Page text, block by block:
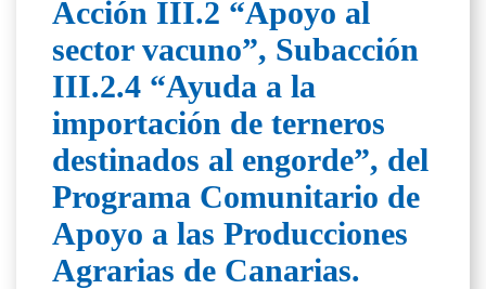
Acción III.2 “Apoyo al
sector vacuno”, Subacción
III.2.4 “Ayuda a la
importación de terneros
destinados al engorde”, del
Programa Comunitario de
Apoyo a las Producciones
Agrarias de Canarias.